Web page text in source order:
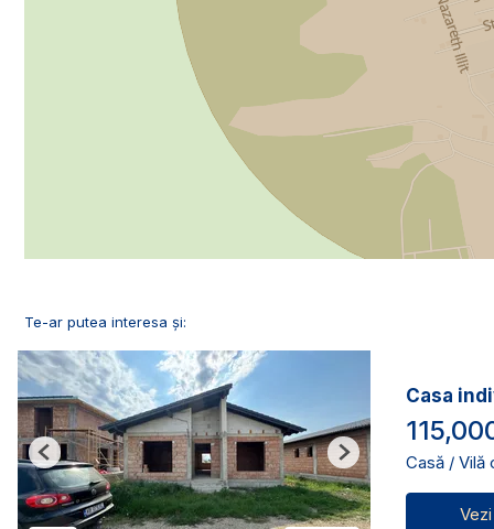
Te-ar putea interesa și:
Previous Next
Casa
Casă / Vilă